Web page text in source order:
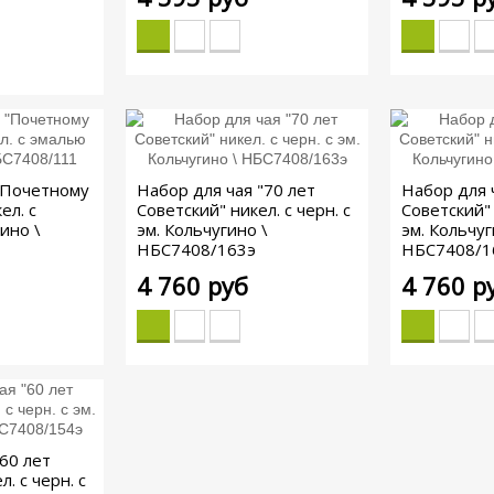
с
\
Набор для чая "70 лет
Советский" никел. с черн. с
эм. Кольчугино \
НБС7408/163э
4 760 руб
Набор для
эм.
НБС7408/
4 760
лет
с черн. с